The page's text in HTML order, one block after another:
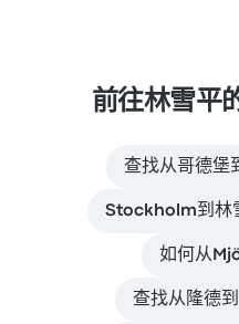
前往林雪平
查找从哥德堡
Stockholm到林
如何从
查找从隆德